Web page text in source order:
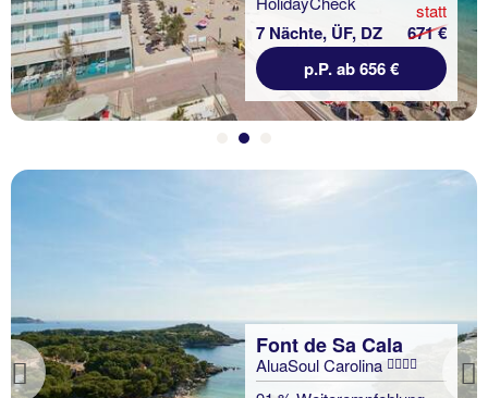
Font de Sa Cala
AluaSoul Carolina